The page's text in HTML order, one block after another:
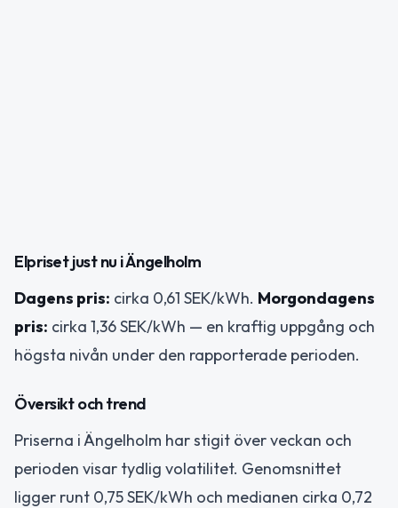
Elpriset just nu i Ängelholm
Dagens pris: cirka 0,61 SEK/kWh. Morgondagens
pris: cirka 1,36 SEK/kWh — en kraftig uppgång och
högsta nivån under den rapporterade perioden.
Översikt och trend
Priserna i Ängelholm har stigit över veckan och
perioden visar tydlig volatilitet. Genomsnittet
ligger runt 0,75 SEK/kWh och medianen cirka 0,72